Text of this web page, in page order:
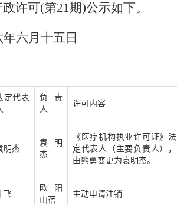
许可(第21期)公示如下。
五日
定代表
负责
人
许可内容
明杰
袁明
杰
《医疗机构执业许可证》法
定代表人（主要负责人），
由熊勇变更为袁明杰。
飞
欧阳
山蓓
主动申请注销